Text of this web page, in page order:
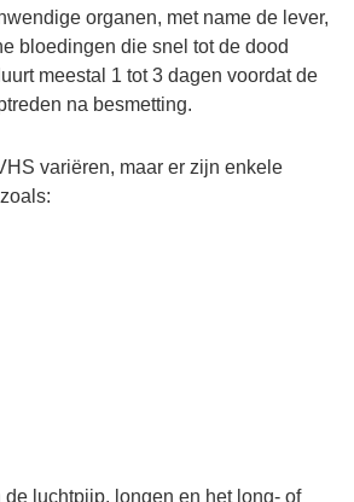
organen, met name de lever,
bloedingen die snel tot de dood
meestal 1 tot 3 dagen voordat de
na besmetting.
variëren, maar er zijn enkele
luchtpijp, longen en het long- of